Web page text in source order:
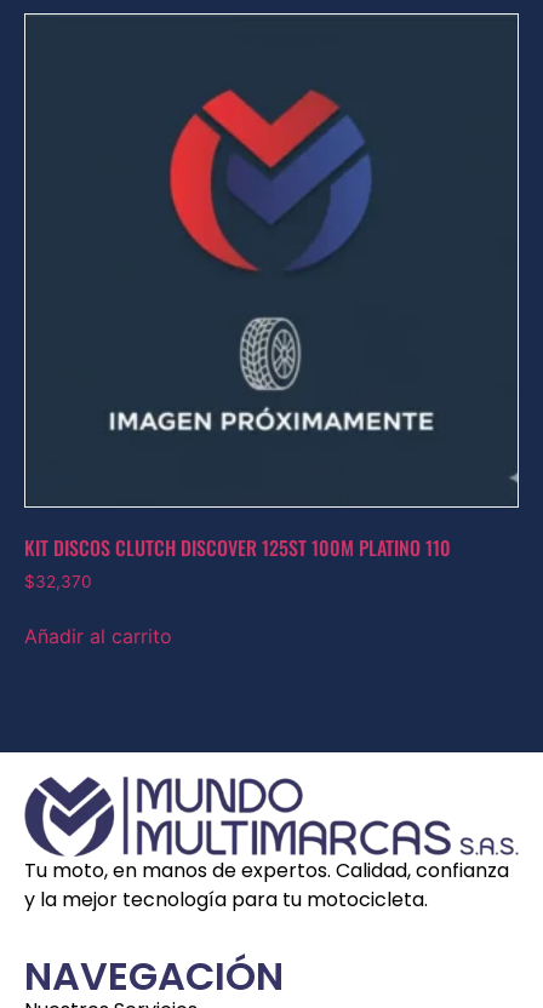
KIT DISCOS CLUTCH DISCOVER 125ST 100M PLATINO 110
$32,370
Añadir al carrito
Tu moto, en manos de expertos. Calidad, confianza
y la mejor tecnología para tu motocicleta.
NAVEGACIÓN